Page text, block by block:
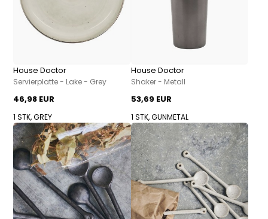
House Doctor
Servierplatte - Lake - Grey
46,98 EUR
1 STK, GREY
House Doctor
Shaker - Metall
53,69 EUR
1 STK, GUNMETAL